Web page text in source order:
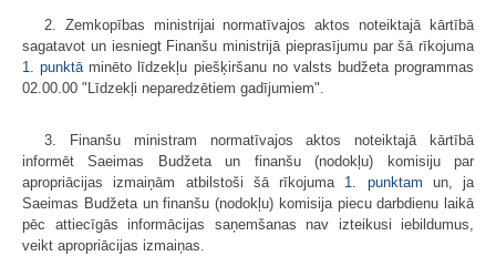
2. Zemkopības ministrijai normatīvajos aktos noteiktajā kārtībā
sagatavot un iesniegt Finanšu ministrijā pieprasījumu par šā rīkojuma
1. punktā minēto līdzekļu piešķiršanu no valsts budžeta programmas
02.00.00 "Līdzekļi neparedzētiem gadījumiem".
3. Finanšu ministram normatīvajos aktos noteiktajā kārtībā
informēt Saeimas Budžeta un finanšu (nodokļu) komisiju par
apropriācijas izmaiņām atbilstoši šā rīkojuma 1. punktam un, ja
Saeimas Budžeta un finanšu (nodokļu) komisija piecu darbdienu laikā
pēc attiecīgās informācijas saņemšanas nav izteikusi iebildumus,
veikt apropriācijas izmaiņas.